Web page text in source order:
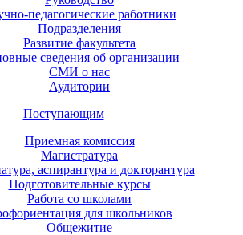
педагогические работники
Подразделения
Развитие факультета
сведения об организации
СМИ о нас
Аудитории
Поступающим
Приемная комиссия
Магистратура
аспирантура и докторантура
Подготовительные курсы
Работа со школами
для школьников
Общежитие